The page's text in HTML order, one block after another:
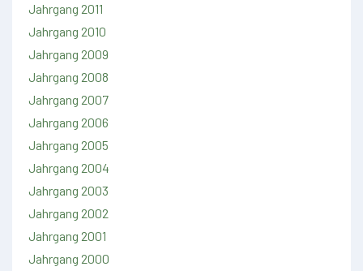
Jahrgang 2011
Jahrgang 2010
Jahrgang 2009
Jahrgang 2008
Jahrgang 2007
Jahrgang 2006
Jahrgang 2005
Jahrgang 2004
Jahrgang 2003
Jahrgang 2002
Jahrgang 2001
Jahrgang 2000